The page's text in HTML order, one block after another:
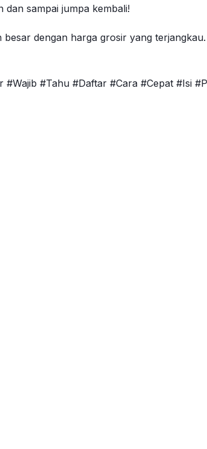
sampai jumpa kembali!
dengan harga grosir yang
#Tahu #Daftar #Cara #Cepat #Isi